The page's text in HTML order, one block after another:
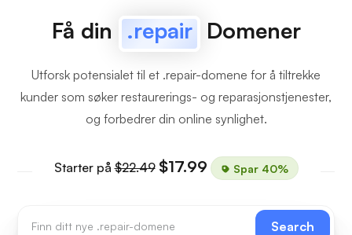
Få din .repair Domener
Utforsk potensialet til et .repair-domene for å tiltrekke
kunder som søker restaurerings- og reparasjonstjenester,
og forbedrer din online synlighet.
Starter på$22.49 $17.99 Spar 40%
Search